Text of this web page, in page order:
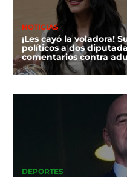
NOTICIAS
¡Les cayó la voladora!
políticos a dos
comentarios contra
DEPORTES